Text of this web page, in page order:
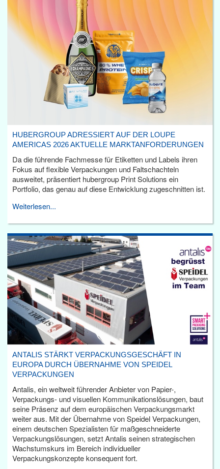
HUBERGROUP ADRESSIERT AUF DER LOUPE
AMERICAS 2026 AKTUELLE MARKTANFORDERUNGEN
Da die führende Fachmesse für Etiketten und Labels ihren
Fokus auf flexible Verpackungen und Faltschachteln
ausweitet, präsentiert hubergroup Print Solutions ein
Portfolio, das genau auf diese Entwicklung zugeschnitten ist.
Weiterlesen...
ANTALIS STÄRKT VERPACKUNGSGESCHÄFT IN
EUROPA DURCH ÜBERNAHME VON SPEIDEL
VERPACKUNGEN
Antalis, ein weltweit führender Anbieter von Papier-,
Verpackungs- und visuellen Kommunikationslösungen, baut
seine Präsenz auf dem europäischen Verpackungsmarkt
weiter aus. Mit der Übernahme von Speidel Verpackungen,
einem deutschen Spezialisten für maßgeschneiderte
Verpackungslösungen, setzt Antalis seinen strategischen
Wachstumskurs im Bereich individueller
Verpackungskonzepte konsequent fort.